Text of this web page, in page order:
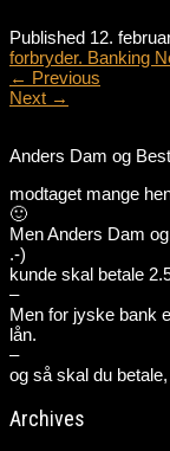
Published 12.
forbryder. Banking
← Previous
Next →
Anders Dam og
modtaget mange
🙂
Men Anders Dam
.-)
kunde skal betale
–
Men for jyske bank
lån.
–
og så skal du
Archives